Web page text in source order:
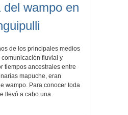
del wampo en
de los principales medios
comunicación fluvial y
tiempos ancestrales entre
mapuche, eran
wampo. Para conocer toda
llevó a cabo una